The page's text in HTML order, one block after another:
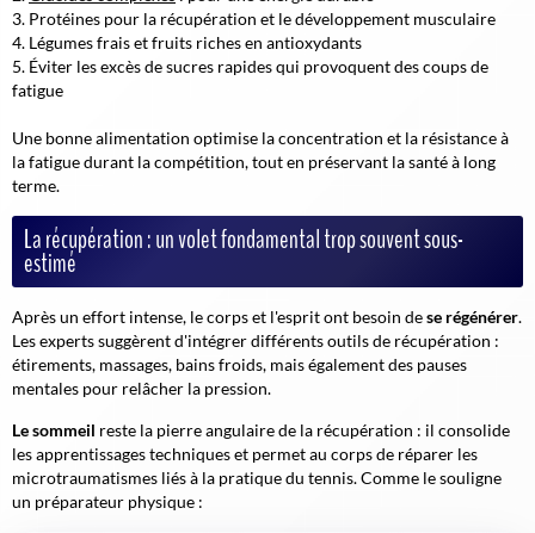
Protéines pour la récupération et le développement musculaire
Légumes frais et fruits riches en antioxydants
Éviter les excès de sucres rapides qui provoquent des coups de
fatigue
Une bonne alimentation optimise la concentration et la résistance à
la fatigue durant la compétition, tout en préservant la santé à long
terme.
La récupération : un volet fondamental trop souvent sous-
estimé
Après un effort intense, le corps et l'esprit ont besoin dese régénérer.
Les experts suggèrent d'intégrer différents outils de récupération :
étirements, massages, bains froids, mais également des pauses
mentales pour relâcher la pression.
Le sommeil reste la pierre angulaire de la récupération : il consolide
les apprentissages techniques et permet au corps de réparer les
microtraumatismes liés à la pratique du tennis. Comme le souligne
un préparateur physique :